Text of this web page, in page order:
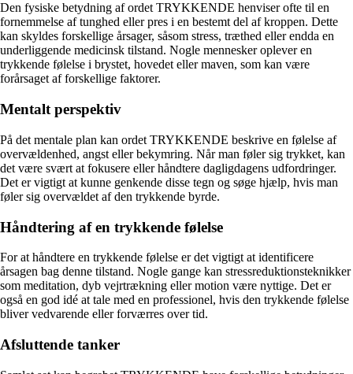
Den fysiske betydning af ordet TRYKKENDE henviser ofte til en
fornemmelse af tunghed eller pres i en bestemt del af kroppen. Dette
kan skyldes forskellige årsager, såsom stress, træthed eller endda en
underliggende medicinsk tilstand. Nogle mennesker oplever en
trykkende følelse i brystet, hovedet eller maven, som kan være
forårsaget af forskellige faktorer.
Mentalt perspektiv
På det mentale plan kan ordet TRYKKENDE beskrive en følelse af
overvældenhed, angst eller bekymring. Når man føler sig trykket, kan
det være svært at fokusere eller håndtere dagligdagens udfordringer.
Det er vigtigt at kunne genkende disse tegn og søge hjælp, hvis man
føler sig overvældet af den trykkende byrde.
Håndtering af en trykkende følelse
For at håndtere en trykkende følelse er det vigtigt at identificere
årsagen bag denne tilstand. Nogle gange kan stressreduktionsteknikker
som meditation, dyb vejrtrækning eller motion være nyttige. Det er
også en god idé at tale med en professionel, hvis den trykkende følelse
bliver vedvarende eller forværres over tid.
Afsluttende tanker